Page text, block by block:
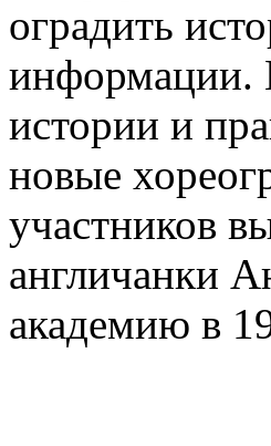
оградить
информации.
истории и
новые
участников
англичанки
академию в